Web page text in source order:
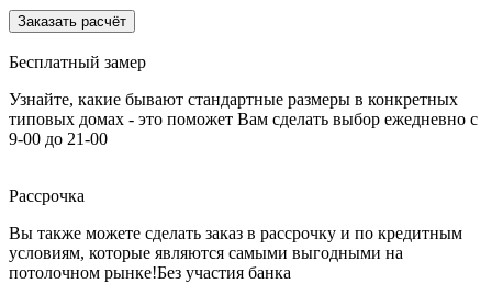
Заказать расчёт
Бесплатный замер
Узнайте, какие бывают стандартные размеры в конкретных
типовых домах - это поможет Вам сделать выбор ежедневно с
9-00 до 21-00
Рассрочка
Вы также можете сделать заказ в рассрочку и по кредитным
условиям, которые являются самыми выгодными на
потолочном рынке!Без участия банка